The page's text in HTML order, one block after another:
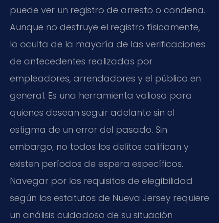
puede ver un registro de arresto o condena.
Aunque no destruye el registro físicamente,
lo oculta de la mayoría de las verificaciones
de antecedentes realizadas por
empleadores, arrendadores y el público en
general. Es una herramienta valiosa para
quienes desean seguir adelante sin el
estigma de un error del pasado. Sin
embargo, no todos los delitos califican y
existen períodos de espera específicos.
Navegar por los requisitos de elegibilidad
según los estatutos de Nueva Jersey requiere
un análisis cuidadoso de su situación